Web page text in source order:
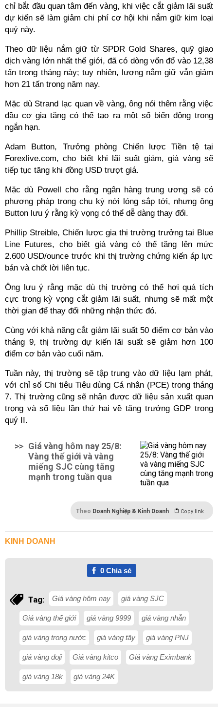
chỉ bắt đầu quan tâm đến vàng, khi việc cắt giảm lãi suất
dự kiến ​​sẽ làm giảm chi phí cơ hội khi nắm giữ kim loại
quý này.
Theo dữ liệu nắm giữ từ SPDR Gold Shares, quỹ giao
dịch vàng lớn nhất thế giới, đã có dòng vốn đổ vào 12,38
tấn trong tháng này; tuy nhiên, lượng nắm giữ vẫn giảm
hơn 21 tấn trong năm nay.
Mặc dù Strand lạc quan về vàng, ông nói thêm rằng việc
đầu cơ gia tăng có thể tạo ra một số biến động trong
ngắn hạn.
Adam Button, Trưởng phòng Chiến lược Tiền tệ tại
Forexlive.com, cho biết khi lãi suất giảm, giá vàng sẽ
tiếp tục tăng khi đồng USD trượt giá.
Mặc dù Powell cho rằng ngân hàng trung ương sẽ có
phương pháp trong chu kỳ nới lỏng sắp tới, nhưng ông
Button lưu ý rằng kỳ vọng có thể dễ dàng thay đổi.
Phillip Streible, Chiến lược gia thị trường trưởng tại Blue
Line Futures, cho biết giá vàng có thể tăng lên mức
2.600 USD/ounce trước khi thị trường chứng kiến ​​áp lực
bán và chốt lời liên tục.
Ông lưu ý rằng mặc dù thị trường có thể hơi quá tích
cực trong kỳ vọng cắt giảm lãi suất, nhưng sẽ mất một
thời gian để thay đổi những nhận thức đó.
Cùng với khả năng cắt giảm lãi suất 50 điểm cơ bản vào
tháng 9, thị trường dự kiến ​​lãi suất sẽ giảm hơn 100
điểm cơ bản vào cuối năm.
Tuần này, thị trường sẽ tập trung vào dữ liệu lạm phát,
với chỉ số Chi tiêu Tiêu dùng Cá nhân (PCE) trong tháng
7. Thị trường cũng sẽ nhận được dữ liệu sản xuất quan
trọng và số liệu lần thứ hai về tăng trưởng GDP trong
quý II.
>> Giá vàng hôm nay 25/8:
Vàng thế giới và vàng
miếng SJC cùng tăng
mạnh trong tuần qua
Theo Doanh Nghiệp & Kinh Doanh Copy link
KINH DOANH
0Chia sẻ
Tag: Giá vàng hôm nay giá vàng SJC
Giá vàng thế giới giá vàng 9999 giá vàng nhẫn
giá vàng trong nước giá vàng tây giá vàng PNJ
giá vàng doji Giá vàng kitco Giá vàng Eximbank
giá vàng 18k giá vàng 24K